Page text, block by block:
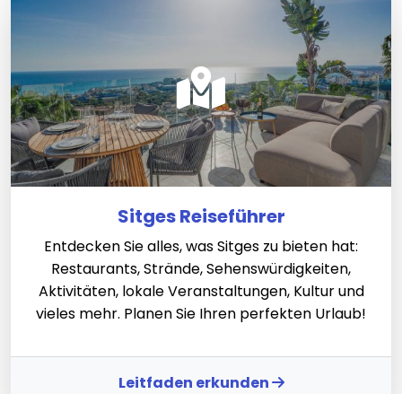
Sitges Reiseführer
Entdecken Sie alles, was Sitges zu bieten hat:
Restaurants, Strände, Sehenswürdigkeiten,
Aktivitäten, lokale Veranstaltungen, Kultur und
vieles mehr. Planen Sie Ihren perfekten Urlaub!
Leitfaden erkunden